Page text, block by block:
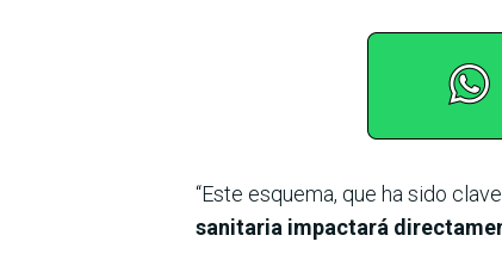
“Este esquema, que ha sido
sanitaria impactará